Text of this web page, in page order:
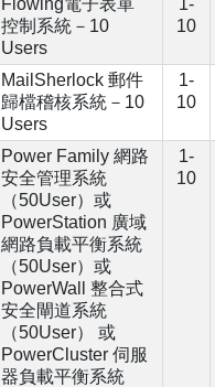
Flowing電子表單
控制系統－10
Users
1-
10
MailSherlock 郵件
歸檔稽核系統－10
Users
1-
10
Power Family 網路
安全管理系統
（50User）或
PowerStation 廣域
網路負載平衡系統
（50User）或
PowerWall 整合式
安全閘道系統
（50User） 或
PowerCluster 伺服
器負載平衡系統
1-
10